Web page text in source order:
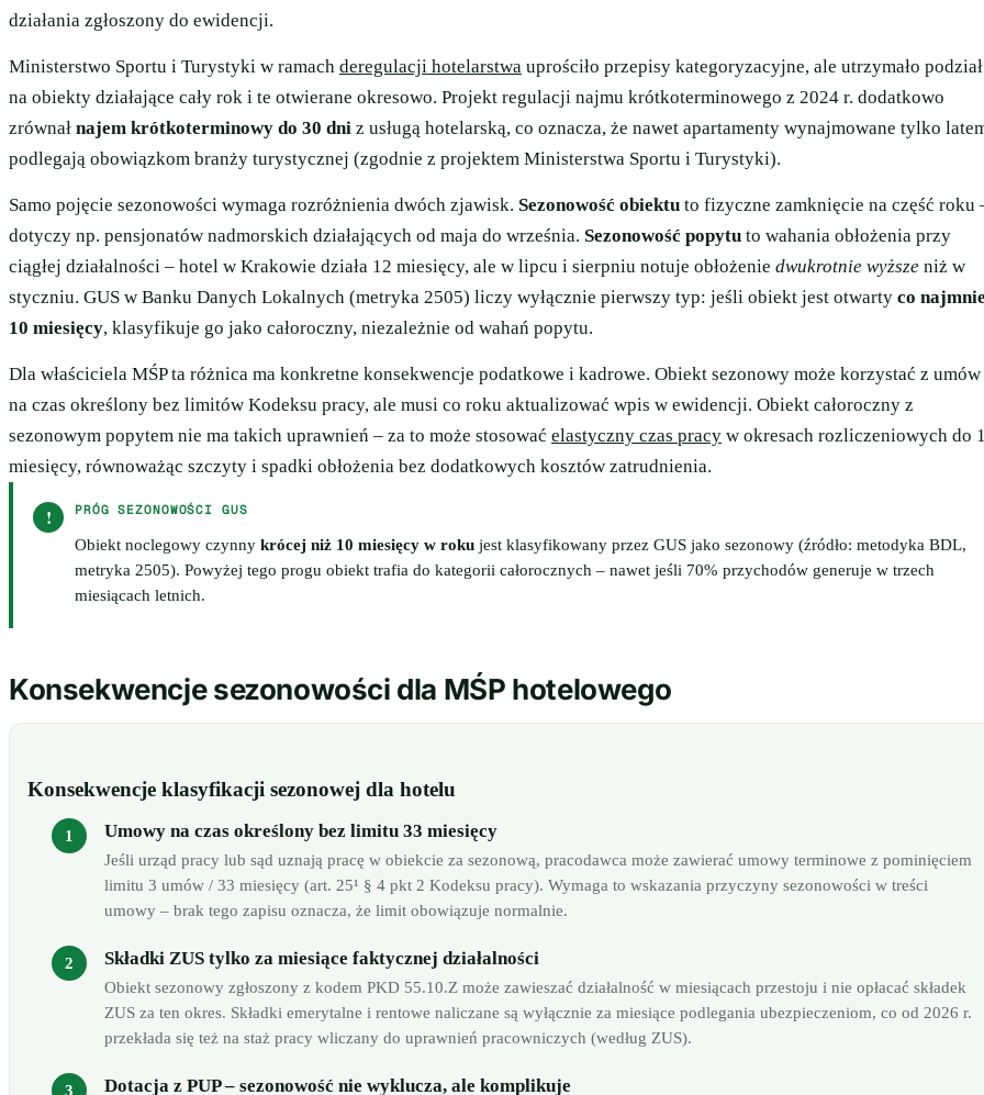
działania zgłoszony do ewidencji.
Ministerstwo Sportu i Turystyki w ramach deregulacji hotelarstwa uprościło przepisy kategoryzacyjne, ale utrzymało podział
na obiekty działające cały rok i te otwierane okresowo. Projekt regulacji najmu krótkoterminowego z 2024 r. dodatkowo
zrównał najem krótkoterminowy do 30 dni z usługą hotelarską, co oznacza, że nawet apartamenty wynajmowane tylko
podlegają obowiązkom branży turystycznej (zgodnie z projektem Ministerstwa Sportu i Turystyki).
Samo pojęcie sezonowości wymaga rozróżnienia dwóch zjawisk. Sezonowość obiektu to fizyczne zamknięcie na część roku
dotyczy np. pensjonatów nadmorskich działających od maja do września. Sezonowość popytu to wahania obłożenia przy
ciągłej działalności – hotel w Krakowie działa 12 miesięcy, ale w lipcu i sierpniu notuje obłożenie dwukrotnie wyższe niż w
styczniu. GUS w Banku Danych Lokalnych (metryka 2505) liczy wyłącznie pierwszy typ: jeśli obiekt jest otwarty co
10 miesięcy, klasyfikuje go jako całoroczny, niezależnie od wahań popytu.
Dla właściciela MŚP ta różnica ma konkretne konsekwencje podatkowe i kadrowe. Obiekt sezonowy może korzystać z umów
na czas określony bez limitów Kodeksu pracy, ale musi co roku aktualizować wpis w ewidencji. Obiekt całoroczny z
sezonowym popytem nie ma takich uprawnień – za to może stosować elastyczny czas pracy w okresach rozliczeniowych do
miesięcy, równoważąc szczyty i spadki obłożenia bez dodatkowych kosztów zatrudnienia.
! PRÓG SEZONOWOŚCI GUS
Obiekt noclegowy czynny krócej niż 10 miesięcy w roku jest klasyfikowany przez GUS jako sezonowy (źródło: metodyka BDL,
metryka 2505). Powyżej tego progu obiekt trafia do kategorii całorocznych – nawet jeśli 70% przychodów generuje w trzech
miesiącach letnich.
Konsekwencje sezonowości dla MŚP hotelowego
Konsekwencje klasyfikacji sezonowej dla hotelu
Umowy na czas określony bez limitu 33 miesięcy
Jeśli urząd pracy lub sąd uznają pracę w obiekcie za sezonową, pracodawca może zawierać umowy terminowe z pominięciem
limitu 3 umów / 33 miesięcy (art. 25¹ § 4 pkt 2 Kodeksu pracy). Wymaga to wskazania przyczyny sezonowości w treści
umowy – brak tego zapisu oznacza, że limit obowiązuje normalnie.
Składki ZUS tylko za miesiące faktycznej działalności
Obiekt sezonowy zgłoszony z kodem PKD 55.10.Z może zawieszać działalność w miesiącach przestoju i nie opłacać składek
ZUS za ten okres. Składki emerytalne i rentowe naliczane są wyłącznie za miesiące podlegania ubezpieczeniom, co od 2026 r.
przekłada się też na staż pracy wliczany do uprawnień pracowniczych (według ZUS).
Dotacja z PUP – sezonowość nie wyklucza, ale komplikuje